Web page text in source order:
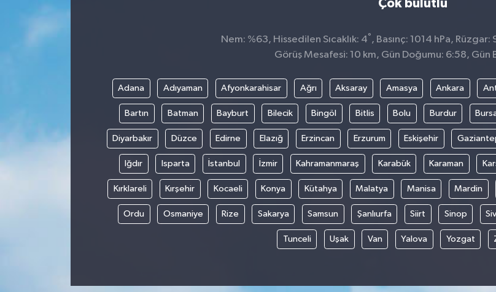
Çok bulutlu
Nem: %63, Hissedilen Sıcaklık: 4° , Basınç: 1014 hPa,
Görüş Mesafesi: 10 km, Gün Doğumu: 6:58, Gün
Adana Adıyaman Afyonkarahisar Ağrı Aksaray Amasya Ankara
Bartın Batman Bayburt Bilecik Bingöl Bitlis Bolu Burdur
Diyarbakır Düzce Edirne Elazığ Erzincan Erzurum Eskişehir
Iğdır Isparta İstanbul İzmir Kahramanmaraş Karabük Karaman
Kırklareli Kırşehir Kocaeli Konya Kütahya Malatya Manisa Mardin
Ordu Osmaniye Rize Sakarya Samsun Şanlıurfa Siirt Sinop
Tunceli Uşak Van Yalova Yozgat